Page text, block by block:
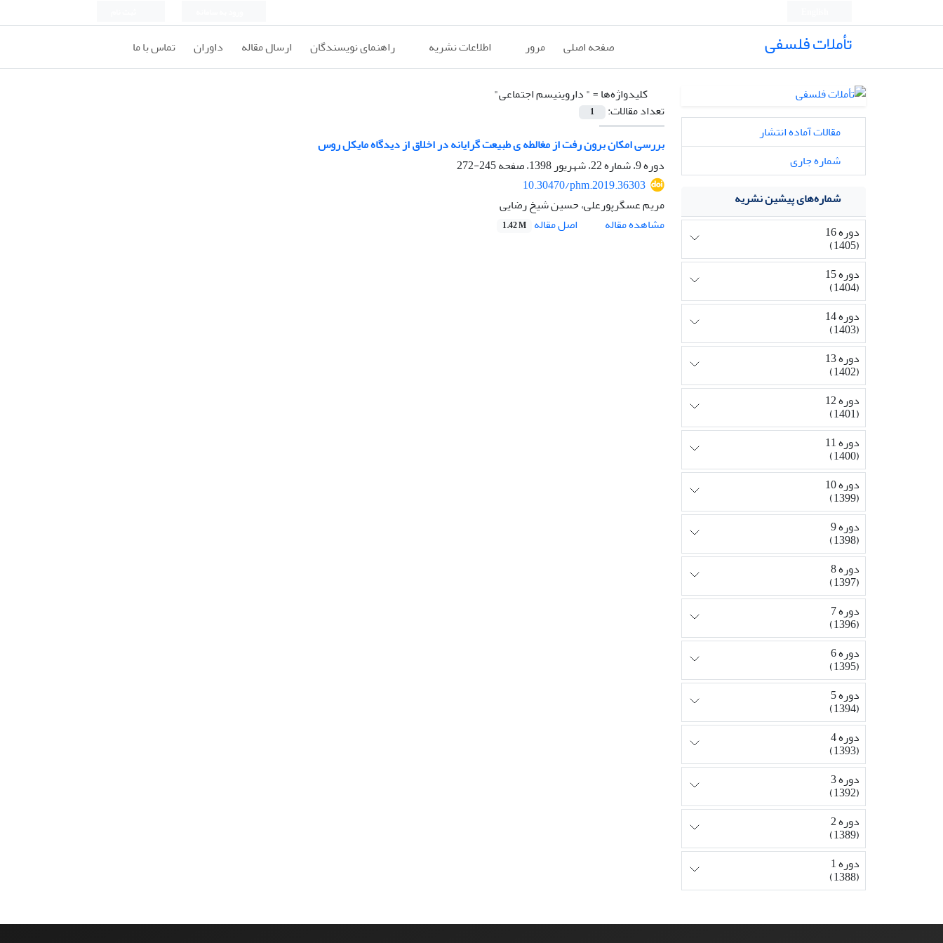
تأملات فلسفی صفحه اصلی مرور اطلاعات نشریه راهنمای نویسندگان ارسال مقاله داوران تماس با ما
کلیدواژه‌ها =" داروینیسم اجتماعی"
تعداد مقالات:
1
بررسی امکان برون رفت از مغالطه ی طبیعت گرایانه در اخلاق از دیدگاه مایکل روس
دوره 9، شماره 22، شهریور 1398، صفحه
245-272
10.30470/phm.2019.36303
مریم عسگرپورعلی، حسین شیخ رضایی
مشاهده مقاله
اصل مقاله 1.42 M
مقالات آماده انتشار
شماره جاری
شماره‌های پیشین نشریه
دوره 16
(1405)
دوره 15
(1404)
دوره 14
(1403)
دوره 13
(1402)
دوره 12
(1401)
دوره 11
(1400)
دوره 10
(1399)
دوره 9
(1398)
دوره 8
(1397)
دوره 7
(1396)
دوره 6
(1395)
دوره 5
(1394)
دوره 4
(1393)
دوره 3
(1392)
دوره 2
(1389)
دوره 1
(1388)